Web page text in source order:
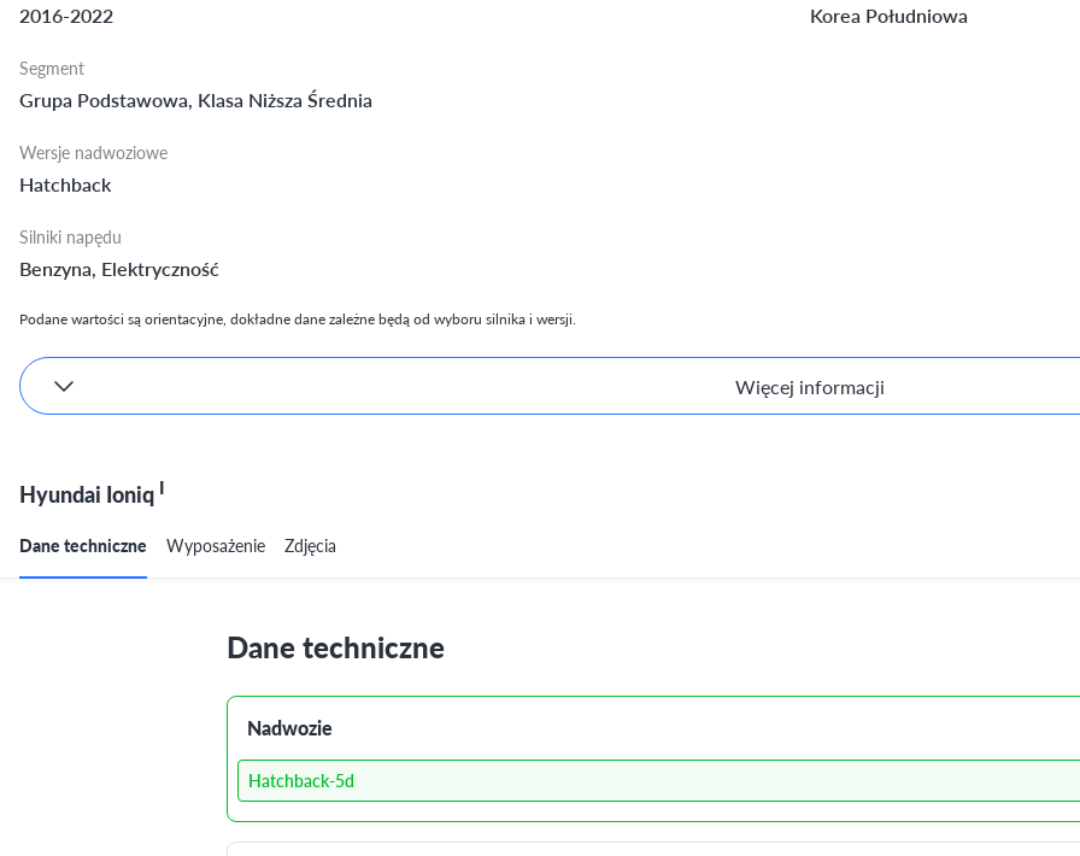
2016-2022 Korea Południowa
Segment
Grupa Podstawowa, Klasa Niższa Średnia
Wersje nadwoziowe
Hatchback
Silniki napędu
Benzyna, Elektryczność
Podane wartości są orientacyjne, dokładne dane zależne będą od wyboru silnika i wersji.
Więcej informacji
Hyundai Ioniq I
Dane techniczne Wyposażenie Zdjęcia
Dane techniczne
Nadwozie
Hatchback-5d